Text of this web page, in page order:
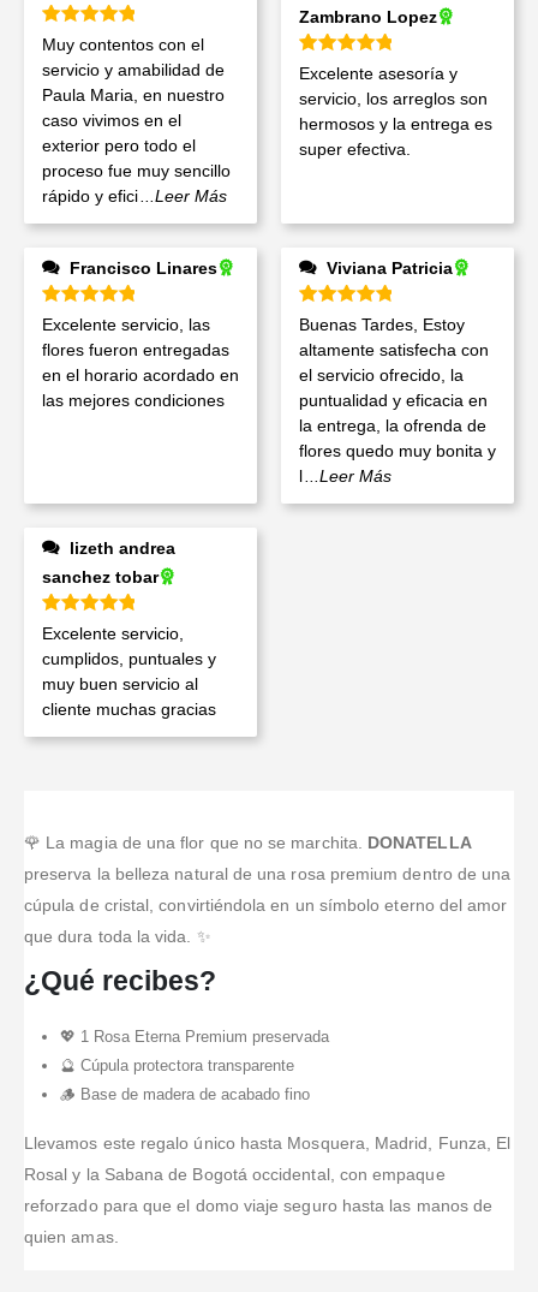
Valorado en5 de 5
Muy contentos con el
servicio y amabilidad de
Paula Maria, en nuestro
caso vivimos en el
exterior pero todo el
proceso fue muy sencillo
rápido y efici
...Leer Más
Zambrano Lopez
Valorado en 5de 5
Excelente asesoría y
servicio, los arreglos son
hermosos y la entrega es
super efectiva.
Francisco Linares
Valorado en 5de 5
Excelente servicio, las
flores fueron entregadas
en el horario acordado en
las mejores condiciones
Viviana Patricia
Valorado en 5 de 5
Buenas Tardes, Estoy
altamente satisfecha con
el servicio ofrecido, la
puntualidad y eficacia en
la entrega, la ofrenda de
flores quedo muy bonita y
l
...Leer Más
sanchez tobar
Valorado en 5de 5
Excelente servicio,
cumplidos, puntuales y
muy buen servicio al
cliente muchas gracias
🌹 La magia de una flor que no se marchita. DONATELLA
preserva la belleza natural de una rosa premium dentro de una
cúpula de cristal, convirtiéndola en un símbolo eterno del amor
que dura toda la vida. ✨
¿Qué recibes?
💖 1 Rosa Eterna Premium preservada
🔮 Cúpula protectora transparente
🪵 Base de madera de acabado fino
Llevamos este regalo único hasta Mosquera, Madrid, Funza, El
Rosal y la Sabana de Bogotá occidental, con empaque
reforzado para que el domo viaje seguro hasta las manos de
quien amas.